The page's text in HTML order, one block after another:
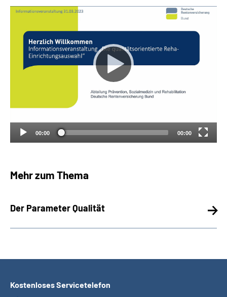
Mein Kundenportal
00:00 00:00
Mehr zum Thema
Der Parameter Qualität
Kostenloses Servicetelefon